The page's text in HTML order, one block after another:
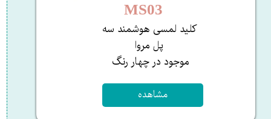
کلید لمسی هوشمند سه
پل مروا
​​​​​​​موجود در چهار رنگ ​​​​​​​​​​​​​
MS03​​​​​​​
مشاهده